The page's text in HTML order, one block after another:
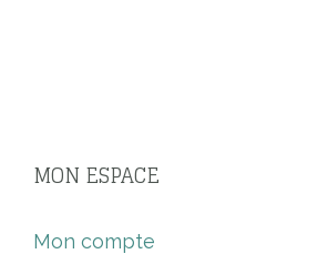
MON ESPACE
Mon compte